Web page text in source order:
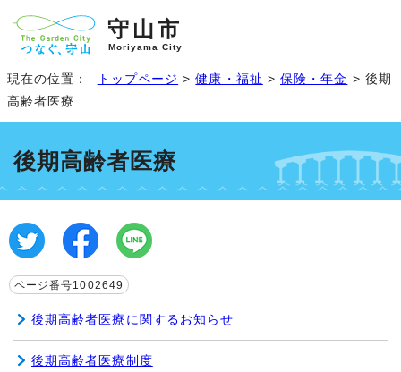
守山市
Moriyama City
現在の位置： トップページ >健康・福祉 >保険・年金 > 後期
高齢者医療
後期高齢者医療
ページ番号1002649
後期高齢者医療に関するお知らせ
後期高齢者医療制度